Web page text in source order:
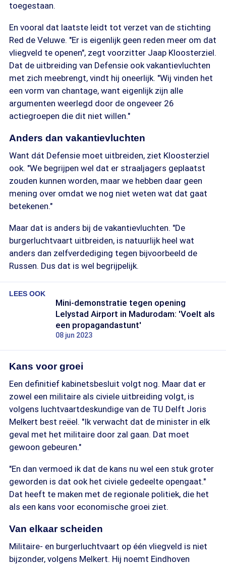
toegestaan.
En vooral dat laatste leidt tot verzet van de stichting
Red de Veluwe. "Er is eigenlijk geen reden meer om dat
vliegveld te openen", zegt voorzitter Jaap Kloosterziel.
Dat de uitbreiding van Defensie ook vakantievluchten
met zich meebrengt, vindt hij oneerlijk. "Wij vinden het
een vorm van chantage, want eigenlijk zijn alle
argumenten weerlegd door de ongeveer 26
actiegroepen die dit niet willen."
Anders dan vakantievluchten
Want dát Defensie moet uitbreiden, ziet Kloosterziel
ook. "We begrijpen wel dat er straaljagers geplaatst
zouden kunnen worden, maar we hebben daar geen
mening over omdat we nog niet weten wat dat gaat
betekenen."
Maar dat is anders bij de vakantievluchten. "De
burgerluchtvaart uitbreiden, is natuurlijk heel wat
anders dan zelfverdediging tegen bijvoorbeeld de
Russen. Dus dat is wel begrijpelijk.
LEES OOK
Mini-demonstratie tegen opening
Lelystad Airport in Madurodam: 'Voelt als
een propagandastunt'
08 jun 2023
Kans voor groei
Een definitief kabinetsbesluit volgt nog. Maar dat er
zowel een militaire als civiele uitbreiding volgt, is
volgens luchtvaartdeskundige van de TU Delft Joris
Melkert best reëel. "Ik verwacht dat de minister in elk
geval met het militaire door zal gaan. Dat moet
gewoon gebeuren."
"En dan vermoed ik dat de kans nu wel een stuk groter
geworden is dat ook het civiele gedeelte opengaat."
Dat heeft te maken met de regionale politiek, die het
als een kans voor economische groei ziet.
Van elkaar scheiden
Militaire- en burgerluchtvaart op één vliegveld is niet
bijzonder, volgens Melkert. Hij noemt Eindhoven